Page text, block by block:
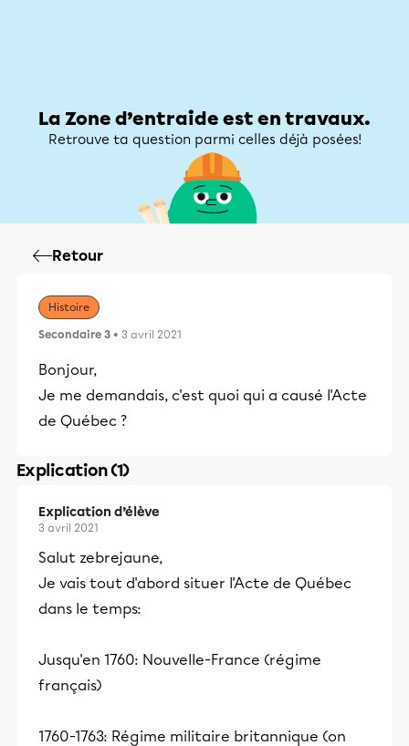
La Zone d’entraide est en travaux.
Retrouve ta question parmi celles déjà posées!
Retour
Histoire
Secondaire 3 • 3 avril 2021
Bonjour,
Je me demandais, c'est quoi qui a causé l'Acte
de Québec ?
Explication (1)
Explication d’élève
3 avril 2021
Salut zebrejaune,
Je vais tout d'abord situer l'Acte de Québec
dans le temps:
Jusqu'en 1760: Nouvelle-France (régime
français)
1760-1763: Régime militaire britannique (on